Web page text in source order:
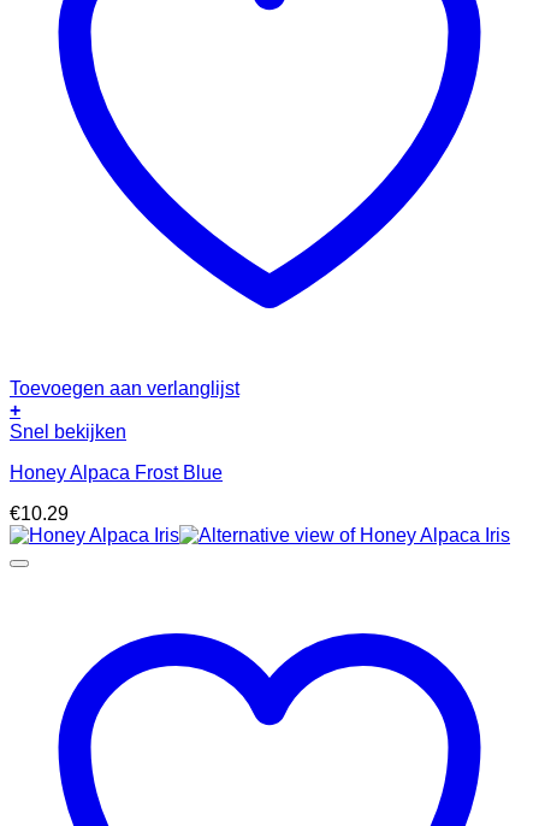
Toevoegen aan verlanglijst
+
Snel bekijken
Honey Alpaca Frost Blue
€10.29